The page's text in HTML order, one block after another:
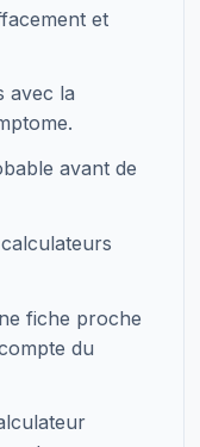
et
avec la
avant de
fiche proche
du